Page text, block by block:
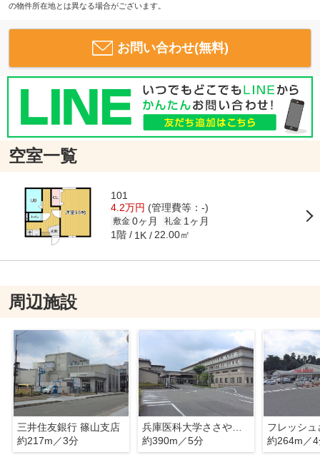
の物件所在地とは異なる場合がございます。
お問い合わせ(無料)
空室一覧
101
4.2万円 (管理費等：-)
敷金 0ヶ月 礼金 1ヶ月
1階 1K 22.00㎡
周辺施設
三井住友銀行 篠山支店
約217m／3分
兵庫医科大学ささやま医療センター
約390m／5分
フレッシュ
約264m／